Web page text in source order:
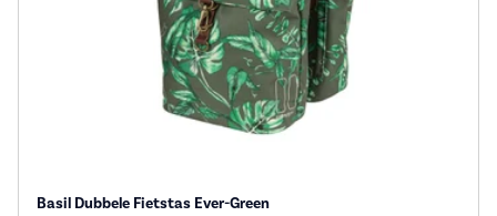
Basil Dubbele Fietstas Ever-Green